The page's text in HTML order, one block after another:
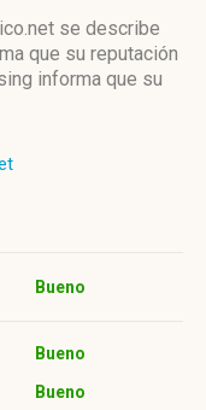
se describe
que su reputación
informa que su
Bueno
Bueno
Bueno